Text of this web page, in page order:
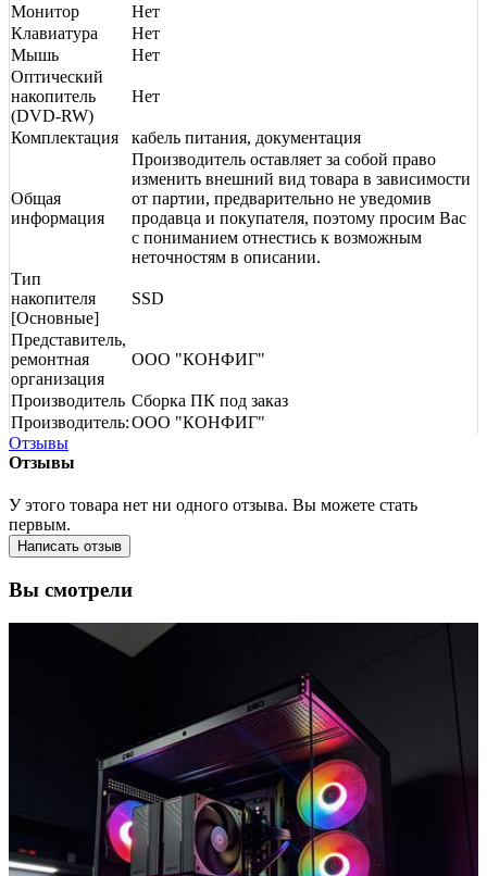
Монитор
Нет
Клавиатура
Нет
Мышь
Нет
Оптический
накопитель
(DVD-RW)
Нет
Комплектация кабель питания, документация
Общая
информация
Производитель оставляет за собой право
изменить внешний вид товара в зависимости
от партии, предварительно не уведомив
продавца и покупателя, поэтому просим Вас
с пониманием отнестись к возможным
неточностям в описании.
Тип
накопителя
[Основные]
SSD
Представитель,
ремонтная
организация
ООО "КОНФИГ"
Производитель Сборка ПК под заказ
Производитель:ООО "КОНФИГ"
Отзывы
Отзывы
У этого товара нет ни одного отзыва. Вы можете стать
первым.
Написать отзыв
Вы смотрели